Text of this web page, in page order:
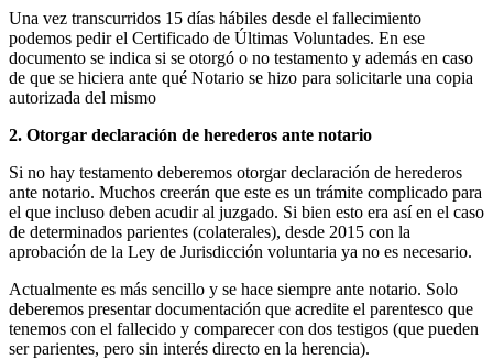
Una vez transcurridos 15 días hábiles desde el fallecimiento
podemos pedir el Certificado de Últimas Voluntades. En ese
documento se indica si se otorgó o no testamento y además en caso
de que se hiciera ante qué Notario se hizo para solicitarle una copia
autorizada del mismo
2. Otorgar declaración de herederos ante notario
Si no hay testamento deberemos otorgar declaración de herederos
ante notario. Muchos creerán que este es un trámite complicado para
el que incluso deben acudir al juzgado. Si bien esto era así en el caso
de determinados parientes (colaterales), desde 2015 con la
aprobación de la Ley de Jurisdicción voluntaria ya no es necesario.
Actualmente es más sencillo y se hace siempre ante notario. Solo
deberemos presentar documentación que acredite el parentesco que
tenemos con el fallecido y comparecer con dos testigos (que pueden
ser parientes, pero sin interés directo en la herencia).